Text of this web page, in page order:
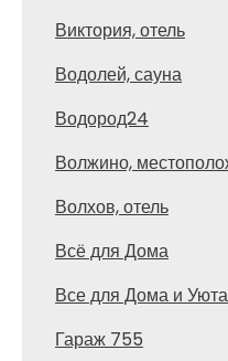
Виктория, отель
Водолей, сауна
Водород24
Волжино,
Волхов, отель
Всё для Дома
Все для Дома и
Гараж 755